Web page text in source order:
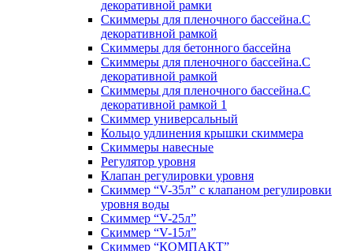
декоративной рамки
Скиммеры для пленочного бассейна.С
декоративной рамкой
Скиммеры для бетонного бассейна
Скиммеры для пленочного бассейна.С
декоративной рамкой
Скиммеры для пленочного бассейна.С
декоративной рамкой 1
Скиммер универсальный
Кольцо удлинения крышки скиммера
Скиммеры навесные
Регулятор уровня
Клапан регулировки уровня
Скиммер “V-35л” с клапаном регулировки
уровня воды
Скиммер “V-25л”
Скиммер “V-15л”
Скиммер “КОМПАКТ”